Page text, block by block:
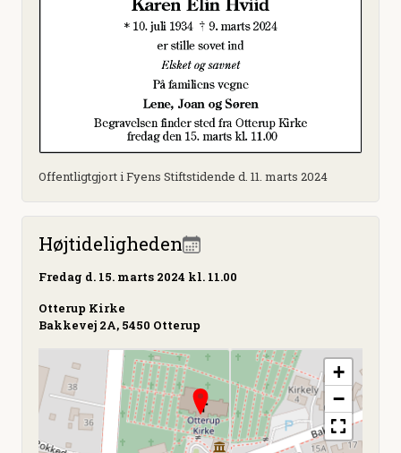
Offentligtgjort i Fyens Stiftstidende d. 11. marts 2024
Højtideligheden
Fredag d. 15. marts 2024 kl. 11.00
Otterup Kirke
Bakkevej 2A, 5450 Otterup
+
−